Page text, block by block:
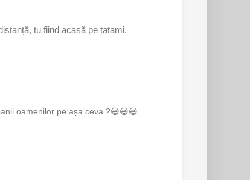
tu fiind acasă pe tatami.
oamenilor pe așa ceva ?😃😃😃